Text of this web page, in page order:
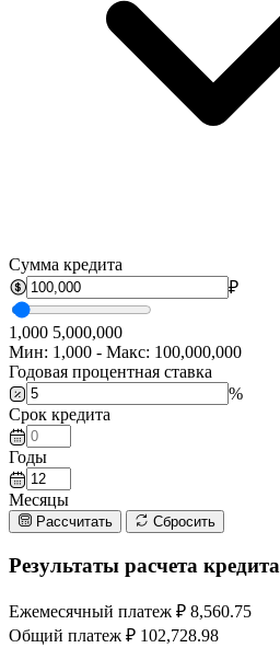
Сумма кредита
₽
1,000 5,000,000
Мин: 1,000 - Макс: 100,000,000
Годовая процентная ставка
%
Срок кредита
Годы
Месяцы
Рассчитать Сбросить
Результаты расчета кредита
Ежемесячный платеж ₽ 8,560.75
Общий платеж ₽ 102,728.98